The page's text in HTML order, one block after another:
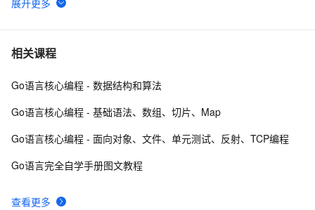
6 Go——小白学习之方法
7 Go 结构体与 JSON 之间的转换
8 在 Go 语言中使用 exec 包执行 Shell 命令（上）
10详解go语言的array和slice 【二】
相关课程
查看更多
Go语言核心编程 - 数据结构和算法
Go语言核心编程 - 基础语法、数组、切片、Map
Go语言核心编程 - 面向对象、文件、单元测试、反射、TCP编程
Go语言完全自学手册图文教程